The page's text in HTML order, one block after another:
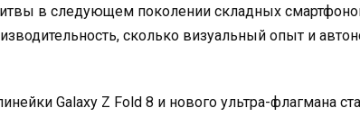
в следующем поколении складных
сколько визуальный опыт и
Galaxy Z Fold 8 и нового ультра-флагмана